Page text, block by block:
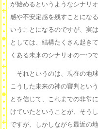
が始めるというようなシナリ
感や不安定感を残すことにな
いうことになるのですが、実
としては、結構たくさん起き
くある未来のシナリオの一つ
それというのは、現在の地
こうした未来の神の審判とい
とを信じて、これまでの非常
けていたということが、そう
ですが、しかしながら最近の